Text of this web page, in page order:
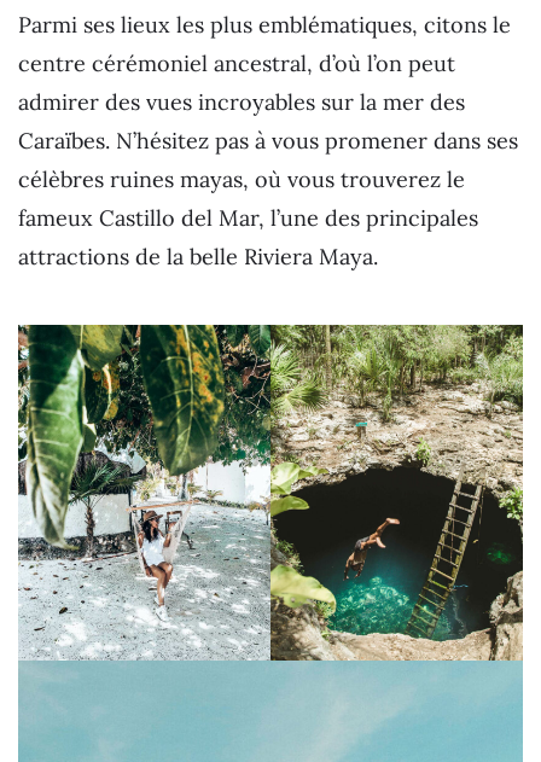
Parmi ses lieux les plus emblématiques, citons le
centre cérémoniel ancestral, d’où l’on peut
admirer des vues incroyables sur la mer des
Caraïbes. N’hésitez pas à vous promener dans ses
célèbres ruines mayas, où vous trouverez le
fameux Castillo del Mar, l’une des principales
attractions de la belle Riviera Maya.